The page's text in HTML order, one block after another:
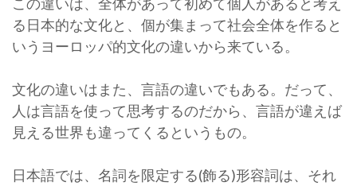
る日本的な文化と、個が集まって社会全体を作ると
いうヨーロッパ的文化の違いから来ている。
文化の違いはまた、言語の違いでもある。だって、
人は言語を使って思考するのだから、言語が違えば
見える世界も違ってくるというもの。
日本語では、名詞を限定する(飾る)形容詞は、それ